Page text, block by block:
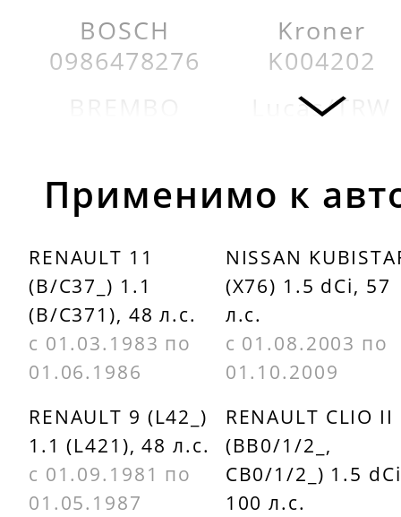
BOSCH
0986478276
DELPHI
BG2282
FEBI
BILSTEIN
09072
FENOX
TB217147
FERODO
DDF158
Kroner
K004202
Lucas/TRW
MAPCO
15109
MEYLE
NK 203909
OPTIMAL
BS0800
Применимо к
RENAULT 11
(B/C37_) 1.1
(B/C371), 48 л.с.
с 01.03.1983 по
01.06.1986
RENAULT 9 (L42_)
1.1 (L421), 48 л.с.
с 01.09.1981 по
01.05.1987
NISSAN
(X76) 1.5 dCi, 57
л.с.
с 01.08.2003 по
01.10.2009
RENAULT CLIO II
(BB0/1/2_,
CB0/1/2_) 1.5
100 л.с.